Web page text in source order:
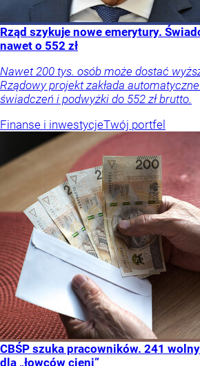
Rząd szykuje nowe emerytury.
nawet o 552 zł
Nawet 200 tys. osób może dostać
Rządowy projekt zakłada
świadczeń i podwyżki do 552 zł brutto.
Finanse i inwestycjeTwój portfel
CBŚP szuka pracowników. 241
dla „łowców cieni”